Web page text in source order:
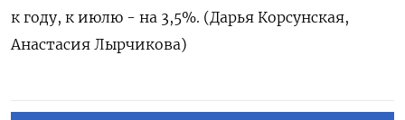
к году, к июлю - на 3,5%. (Дарья Корсунская,
Анастасия Лырчикова)